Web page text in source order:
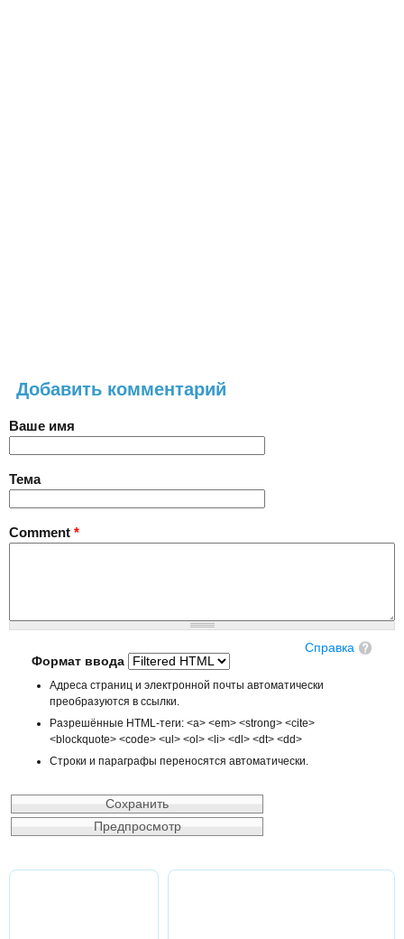
Добавить комментарий
Ваше имя
Тема
Comment *
Справка
Формат ввода
Адреса страниц и электронной почты автоматически
преобразуются в ссылки.
Разрешённые HTML-теги: <a> <em> <strong> <cite>
<blockquote> <code> <ul> <ol> <li> <dl> <dt> <dd>
Строки и параграфы переносятся автоматически.